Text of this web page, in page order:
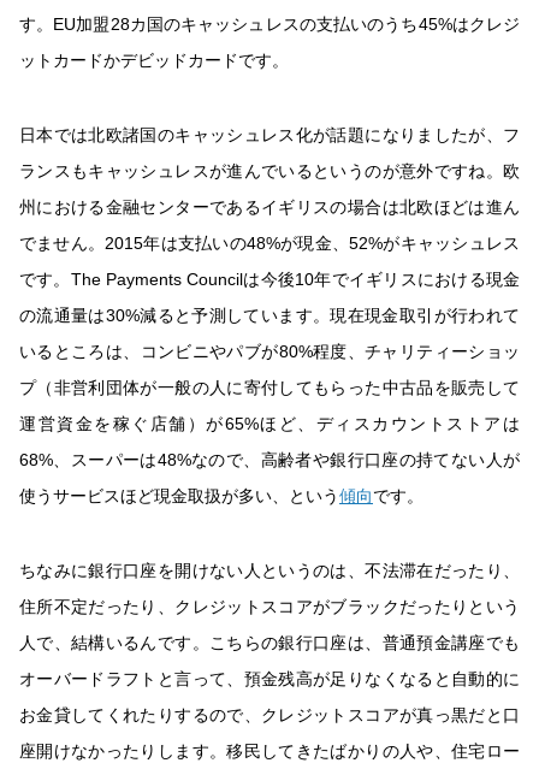
す。EU加盟28カ国のキャッシュレスの支払いのうち45%はクレジ
ットカードかデビッドカードです。
日本では北欧諸国のキャッシュレス化が話題になりましたが、フ
ランスもキャッシュレスが進んでいるというのが意外ですね。欧
州における金融センターであるイギリスの場合は北欧ほどは進ん
でません。2015年は支払いの48%が現金、52%がキャッシュレス
です。The Payments Councilは今後10年でイギリスにおける現金
の流通量は30%減ると予測しています。現在現金取引が行われて
いるところは、コンビニやパブが80%程度、チャリティーショッ
プ（非営利団体が一般の人に寄付してもらった中古品を販売して
運営資金を稼ぐ店舗）が65%ほど、ディスカウントストアは
68%、スーパーは48%なので、高齢者や銀行口座の持てない人が
使うサービスほど現金取扱が多い、という傾向です。
ちなみに銀行口座を開けない人というのは、不法滞在だったり、
住所不定だったり、クレジットスコアがブラックだったりという
人で、結構いるんです。こちらの銀行口座は、普通預金講座でも
オーバードラフトと言って、預金残高が足りなくなると自動的に
お金貸してくれたりするので、クレジットスコアが真っ黒だと口
座開けなかったりします。移民してきたばかりの人や、住宅ロー